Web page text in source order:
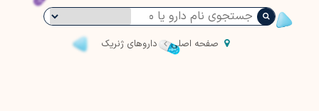
صفحه اصلی داروهای ژنریک